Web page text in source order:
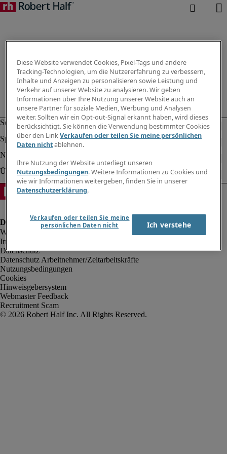
Impressum
Datenschutz
Datenschutz Arbeitnehmer/Zeitarbeitskräfte
Nutzungsbedingungen
Cookies
Hinweisgebersystem
Webmaster Feedback
Recruitment Scam
Diese Website verwendet Cookies, Pixel-Tags und andere
Tracking-Technologien, um die Nutzererfahrung zu verbessern,
Inhalte und Anzeigen zu personalisieren sowie Leistung und
Verkehr auf unserer Website zu analysieren. Wir geben
Informationen über Ihre Nutzung unserer Website auch an
unsere Partner für soziale Medien, Werbung und Analysen
weiter. Sollten wir ein Opt-out-Signal erkannt haben, wird dieses
berücksichtigt. Sie können die Verwendung bestimmter Cookies
über den LinkVerkaufen oder teilen Sie meine persönlichen
Daten nichtablehnen.
Ihre Nutzung der Website unterliegt unseren
Nutzungsbedingungen. Weitere Informationen zu Cookies und
wie wir Informationen weitergeben, finden Sie in unserer
Datenschutzerklärung.
Verkaufen oder teilen Sie meine
persönlichen Daten nicht
Ich verstehe